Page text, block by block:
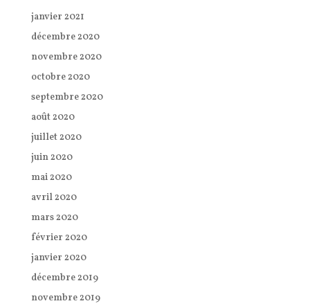
janvier 2021
décembre 2020
novembre 2020
octobre 2020
septembre 2020
août 2020
juillet 2020
juin 2020
mai 2020
avril 2020
mars 2020
février 2020
janvier 2020
décembre 2019
novembre 2019